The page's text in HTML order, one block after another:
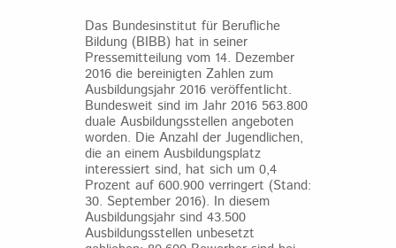
Das Bundesinstitut für Berufliche
Bildung (BIBB) hat in seiner
Pressemitteilung vom 14. Dezember
2016 die bereinigten Zahlen zum
Ausbildungsjahr 2016 veröffentlicht.
Bundesweit sind im Jahr 2016 563.800
duale Ausbildungsstellen angeboten
worden. Die Anzahl der Jugendlichen,
die an einem Ausbildungsplatz
interessiert sind, hat sich um 0,4
Prozent auf 600.900 verringert (Stand:
30. September 2016). In diesem
Ausbildungsjahr sind 43.500
Ausbildungsstellen unbesetzt